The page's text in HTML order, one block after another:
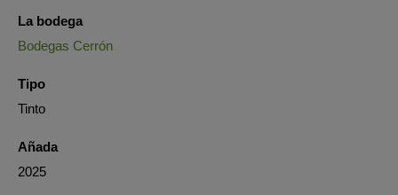
La bodega
Bodegas Cerrón
Tipo
Tinto
Añada
2025